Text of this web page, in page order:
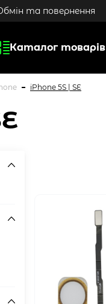
та повернення
Каталог товарів
iPhone 5S | SE